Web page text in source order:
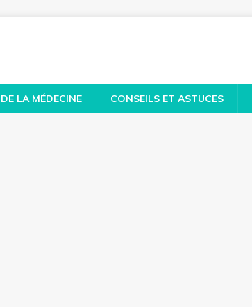
LA MÉDECINE CONSEILS ET ASTUCES